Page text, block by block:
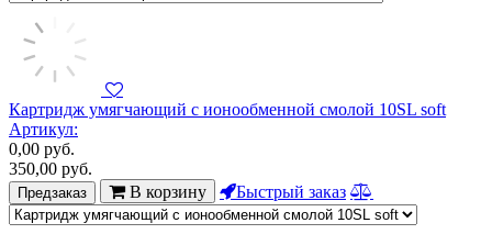
Картридж умягчающий с ионообменной смолой 10SL soft
Артикул:
0,00 руб.
350,00 руб.
Предзаказ В корзину Быстрый заказ